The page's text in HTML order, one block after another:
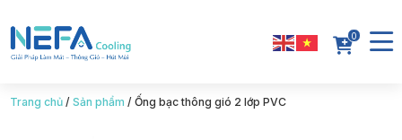
0
Trang chủ/ Sản phẩm / Ống bạc thông gió 2 lớp PVC